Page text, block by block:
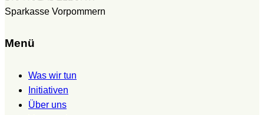
Sparkasse Vorpommern
Menü
Was wir tun
Initiativen
Über uns